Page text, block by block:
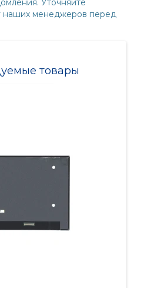
наших менеджеров перед
товары